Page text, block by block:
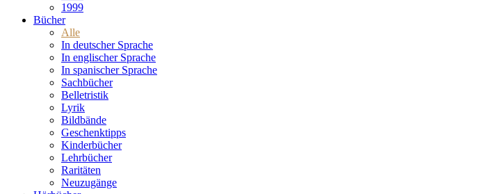
1999
Bücher
Alle
In deutscher Sprache
In englischer Sprache
In spanischer Sprache
Sachbücher
Belletristik
Lyrik
Bildbände
Geschenktipps
Kinderbücher
Lehrbücher
Raritäten
Neuzugänge